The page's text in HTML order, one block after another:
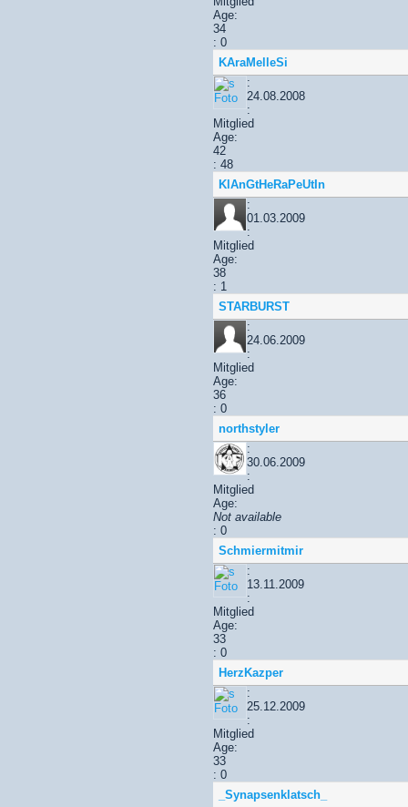
Age:
34
: 0
KAraMelleSi
:
24.08.2008
:
Mitglied
Age:
42
: 48
KlAnGtHeRaPeUtIn
:
01.03.2009
:
Mitglied
Age:
38
: 1
STARBURST
:
24.06.2009
:
Mitglied
Age:
36
: 0
northstyler
:
30.06.2009
:
Mitglied
Age:
Not available
: 0
Schmiermitmir
:
13.11.2009
:
Mitglied
Age:
33
: 0
HerzKazper
:
25.12.2009
:
Mitglied
Age:
33
: 0
_Synapsenklatsch_